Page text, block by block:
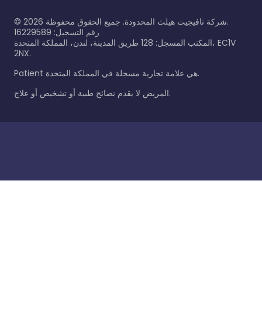
© 2026
شركة نافيجيت هيلث المحدودة. جميع الحقوق محفوظة.
رقم التسجيل: 16229589
المكتب المسجل: 128 طريق المدينة، لندن، المملكة المتحدة، EC1V
2NX.
Patient هي علامة تجارية مسجلة في المملكة المتحدة.
المريض لا يقدم نصائح طبية أو تشخيص أو علاج.